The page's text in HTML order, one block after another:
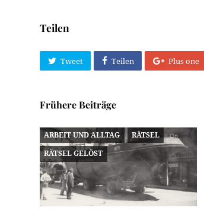
Teilen
Tweet Teilen Plus one
Frühere Beiträge
ARBEIT UND ALLTAG RÄTSEL
RÄTSEL GELÖST